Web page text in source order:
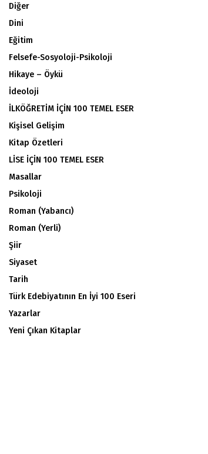
Diğer
Dini
Eğitim
Felsefe-Sosyoloji-Psikoloji
Hikaye – Öykü
İdeoloji
İLKÖĞRETİM İÇİN 100 TEMEL ESER
Kişisel Gelişim
Kitap Özetleri
LİSE İÇİN 100 TEMEL ESER
Masallar
Psikoloji
Roman (Yabancı)
Roman (Yerli)
Şiir
Siyaset
Tarih
Türk Edebiyatının En İyi 100 Eseri
Yazarlar
Yeni Çıkan Kitaplar